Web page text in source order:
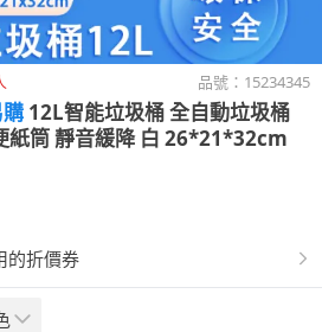
品號： 15234345
12L智能垃圾桶 全自動垃圾桶
紙筒 靜音緩降 白 26*21*32cm
的折價券